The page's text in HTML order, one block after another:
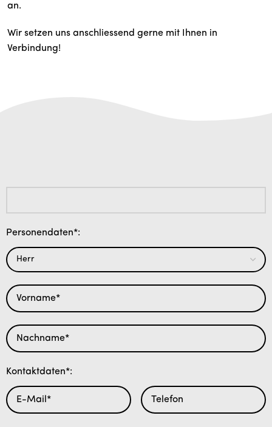
an.
Wir setzen uns anschliessend gerne mit Ihnen in
Verbindung!
Personendaten*:
Kontaktdaten*: